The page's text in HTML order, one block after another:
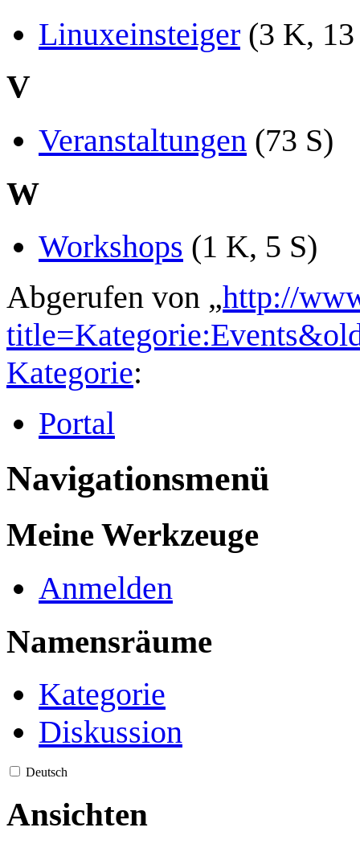
Linuxeinsteiger (3 K,
V
Veranstaltungen (73 S)
W
Workshops (1 K, 5 S)
Abgerufen von „http://
Kategorie:
Portal
Navigationsmenü
Meine Werkzeuge
Anmelden
Namensräume
Kategorie
Diskussion
Deutsch
Ansichten